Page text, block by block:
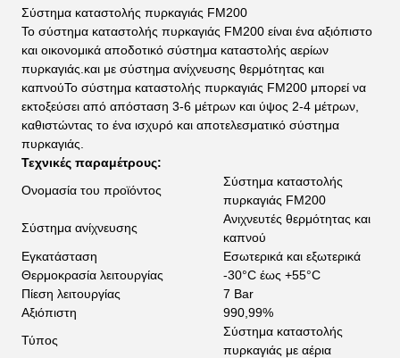
Σύστημα καταστολής πυρκαγιάς FM200
Το σύστημα καταστολής πυρκαγιάς FM200 είναι ένα αξιόπιστο
και οικονομικά αποδοτικό σύστημα καταστολής αερίων
πυρκαγιάς.και με σύστημα ανίχνευσης θερμότητας και
καπνούΤο σύστημα καταστολής πυρκαγιάς FM200 μπορεί να
εκτοξεύσει από απόσταση 3-6 μέτρων και ύψος 2-4 μέτρων,
καθιστώντας το ένα ισχυρό και αποτελεσματικό σύστημα
πυρκαγιάς.
Τεχνικές παραμέτρους:
Ονομασία του προϊόντος
Σύστημα καταστολής
πυρκαγιάς FM200
Σύστημα ανίχνευσης
Ανιχνευτές θερμότητας και
καπνού
Εγκατάσταση
Εσωτερικά και εξωτερικά
Θερμοκρασία λειτουργίας
-30°C έως +55°C
Πίεση λειτουργίας
7 Bar
Αξιόπιστη
990,99%
Τύπος
Σύστημα καταστολής
πυρκαγιάς με αέρια